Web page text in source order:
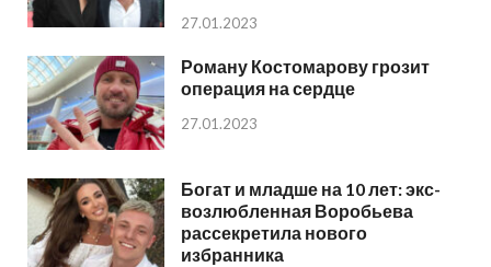
27.01.2023
Роману Костомарову грозит
операция на сердце
27.01.2023
Богат и младше на 10 лет: экс-
возлюбленная Воробьева
рассекретила нового
избранника